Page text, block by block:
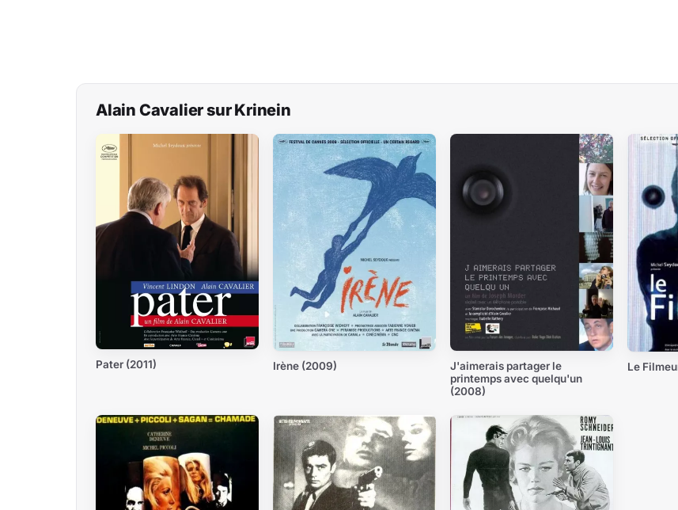
Alain Cavalier sur Krinein
Pater (2011) Irène (2009)
J'aimerais partager le
printemps avec quelqu'un
(2008)
Le